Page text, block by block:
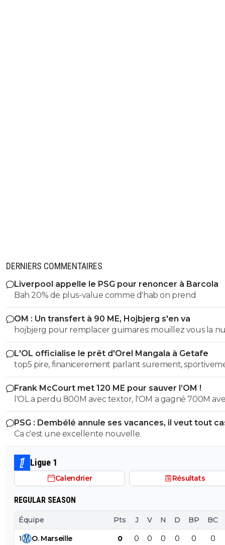
DERNIERS COMMENTAIRES
Liverpool appelle le PSG pour renoncer à Barcola
Bah 20% de plus-value comme d'hab on prend
OM : Un transfert à 90 ME, Hojbjerg s'en va
hojbjerg pour remplacer guimares: mouillez vous la
avant quand même
L'OL officialise le prêt d'Orel Mangala à Getafe
top5 pire, finanicerement parlant surement,
parlant on a eu des casseroles bien pire
Frank McCourt met 120 ME pour sauver l’OM !
l'OL a perdu 800M avec textor, l'OM a gagné 700M
court , et ils sont dans la même merde financiere...
PSG : Dembélé annule ses vacances, il veut tout
Ca c'est une excellente nouvelle.
Ligue 1
Calendrier Résultats
REGULAR SEASON
Équipe Pts J V N D BP BC
1 O. Marseille 0 0 0 0 0 0 0